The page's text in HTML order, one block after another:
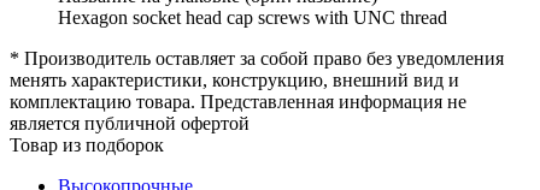
Hexagon socket head cap screws with UNC thread
* Производитель оставляет за собой право без уведомления
менять характеристики, конструкцию, внешний вид и
комплектацию товара. Представленная информация не
является публичной офертой
Товар из подборок
Высокопрочные